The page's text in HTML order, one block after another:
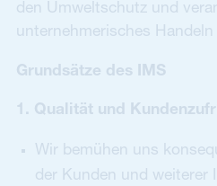
den Umweltschutz und
unternehmerisches
Grundsätze des IMS
1. Qualität und
Wir bemühen uns
der Kunden und weiterer